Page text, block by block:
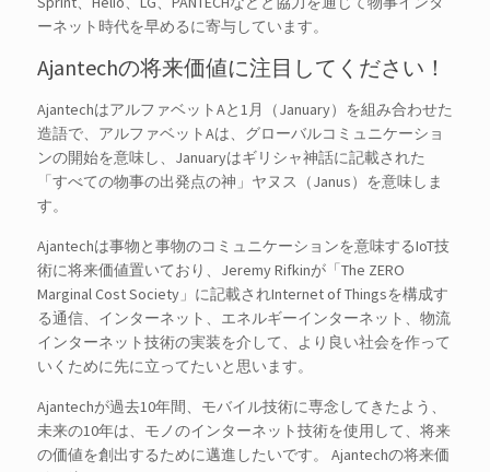
ーネット時代を早めるに寄与しています。
Ajantechの将来価値に注目してください！
AjantechはアルファベットAと1月（January）を組み合わせた
造語で、アルファベットAは、グローバルコミュニケーショ
ンの開始を意味し、Januaryはギリシャ神話に記載された
「すべての物事の出発点の神」ヤヌス（Janus）を意味しま
す。
Ajantechは事物と事物のコミュニケーションを意味するIoT技
術に将来価値置いており、Jeremy Rifkinが「The ZERO
Marginal Cost Society」に記載されInternet of Thingsを構成す
る通信、インターネット、エネルギーインターネット、物流
インターネット技術の実装を介して、より良い社会を作って
いくために先に立ってたいと思います。
Ajantechが過去10年間、モバイル技術に専念してきたよう、
未来の10年は、モノのインターネット技術を使用して、将来
の価値を創出するために邁進したいです。 Ajantechの将来価